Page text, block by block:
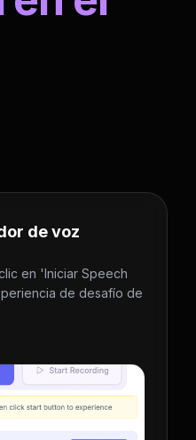
de voz
en 'Iniciar Speech
de desafío de